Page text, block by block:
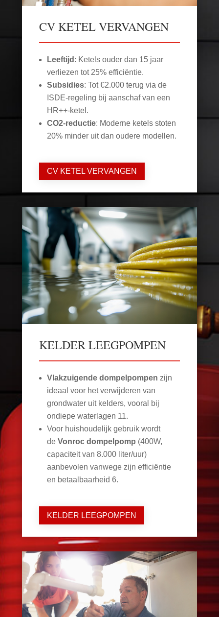
CV KETEL VERVANGEN
Leeftijd : Ketels ouder dan 15 jaar
verliezen tot 25% efficiëntie.
Subsidies: Tot €2.000 terug via de
ISDE-regeling bij aanschaf van een
HR++-ketel.
CO2-reductie: Moderne ketels stoten
20% minder uit dan oudere modellen.
CV KETEL VERVANGEN
KELDER LEEGPOMPEN
Vlakzuigende dompelpompen zijn
ideaal voor het verwijderen van
grondwater uit kelders, vooral bij
ondiepe waterlagen 11.
Voor huishoudelijk gebruik wordt
de Vonroc dompelpomp (400W,
capaciteit van 8.000 liter/uur)
aanbevolen vanwege zijn efficiëntie
en betaalbaarheid 6.
KELDER LEEGPOMPEN